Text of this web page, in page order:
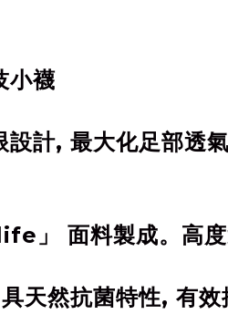
小襪
設計, 最大化足部透
」 面料製成。高度
天然抗菌特性, 有